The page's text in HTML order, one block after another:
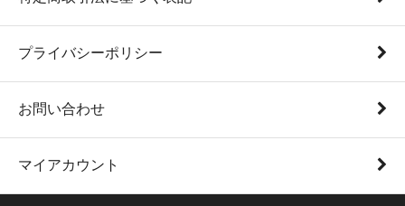
プライバシーポリシー
お問い合わせ
マイアカウント